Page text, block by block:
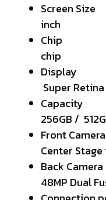
inch
chip
Super
256GB /
Front
Center
48MP Dual